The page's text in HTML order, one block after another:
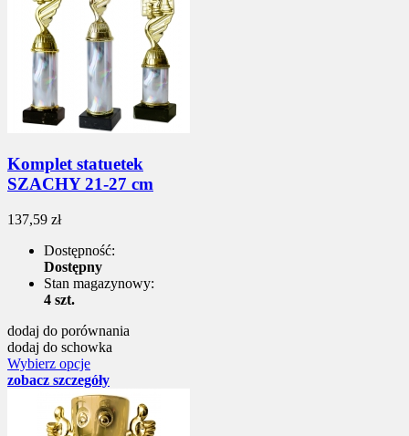
Komplet statuetek
SZACHY 21-27 cm
137,59 zł
Dostępność:
Dostępny
Stan magazynowy:
4 szt.
dodaj do porównania
dodaj do schowka
Wybierz opcje
zobacz szczegóły